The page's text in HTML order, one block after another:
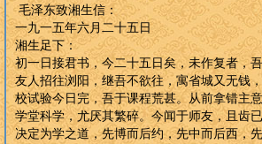
毛泽东致湘生信：
一九一五年六月二十五日
湘生足下：
初一日接君书，今二十五日矣，未作复者，
友人招往浏阳，继吾不欲往，寓省城又无钱
校试验今日完，吾于课程荒甚。从前拿错主
学堂科学，尤厌其繁碎。今闻于师友，且齿
决定为学之道，先博而后约，先中而后西，